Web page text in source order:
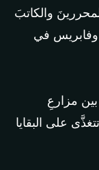
والكاتبَ
وفابريس في
مزارعِ
على البقايا